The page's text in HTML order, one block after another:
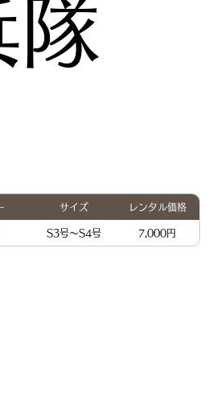
隊
サイズ レンタル価格
S3号〜S4号 7,000円